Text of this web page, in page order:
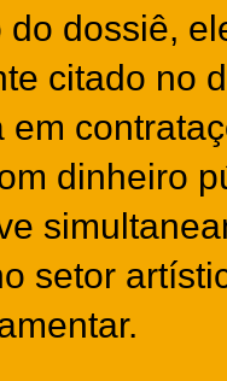
do dossiê,
citado no
em
dinheiro
setor